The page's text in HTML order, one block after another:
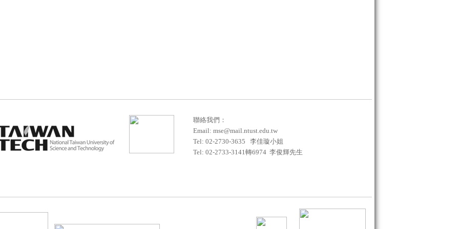
聯絡我們：
Email: mse@mail.ntust.edu.tw
Tel: 02-2730-3635 李佳璇小姐
Tel: 02-2733-3141轉6974 李俊輝先生